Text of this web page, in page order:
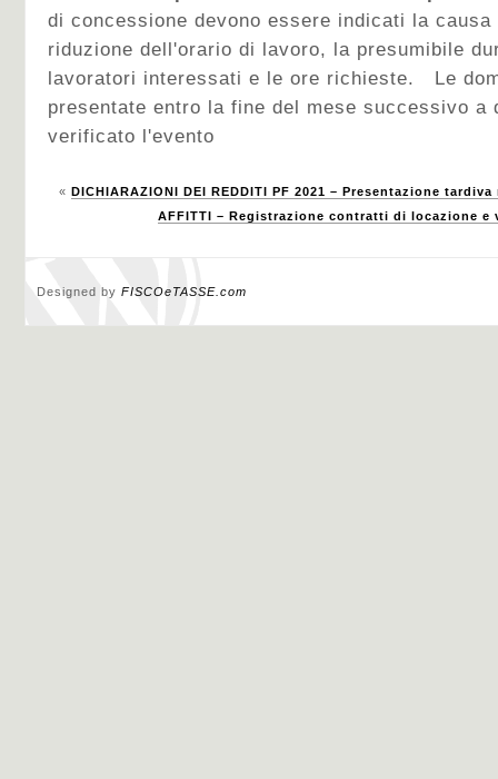
di concessione devono essere indicati la
riduzione dell'orario di lavoro, la presumibile
lavoratori interessati e le ore richieste. Le
presentate entro la fine del mese successivo a
verificato l'evento
« DICHIARAZIONI DEI REDDITI PF 2021 – Presentazione
AFFITTI – Registrazione contratti di locazione
Designed by FISCOeTASSE.com